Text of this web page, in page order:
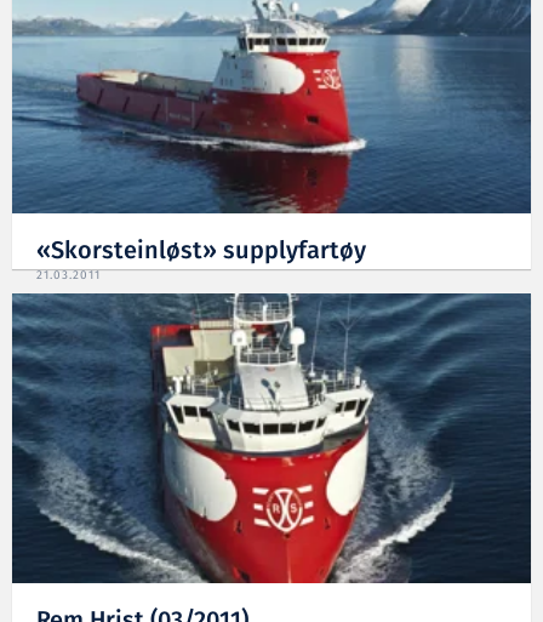
«Skorsteinløst» supplyfartøy
21.03.2011